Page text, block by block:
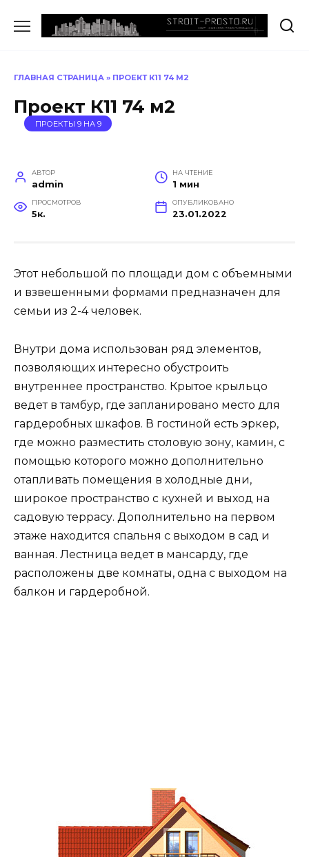
содержанию
ГЛАВНАЯ СТРАНИЦА » ПРОЕКТ К11 74 М2
Проект К11 74 м2
ПРОЕКТЫ 9 НА 9
АВТОР
admin
НА ЧТЕНИЕ
1 мин
ПРОСМОТРОВ
5к.
ОПУБЛИКОВАНО
23.01.2022
Этот небольшой по площади дом с объемными
и взвешенными формами предназначен для
семьи из 2-4 человек.
Внутри дома использован ряд элементов,
позволяющих интересно обустроить
внутреннее пространство. Крытое крыльцо
ведет в тамбур, где запланировано место для
гардеробных шкафов. В гостиной есть эркер,
где можно разместить столовую зону, камин, с
помощью которого можно дополнительно
отапливать помещения в холодные дни,
широкое пространство с кухней и выход на
садовую террасу. Дополнительно на первом
этаже находится спальня с выходом в сад и
ванная. Лестница ведет в мансарду, где
расположены две комнаты, одна с выходом на
балкон и гардеробной.